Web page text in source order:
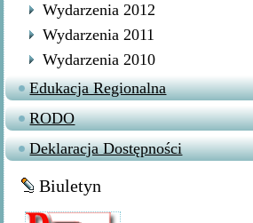
Wydarzenia 2012
Wydarzenia 2011
Wydarzenia 2010
Edukacja Regionalna
RODO
Deklaracja Dostępności
Biuletyn